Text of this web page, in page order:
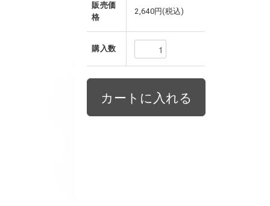
販売価
格
2,640円(税込)
購入数